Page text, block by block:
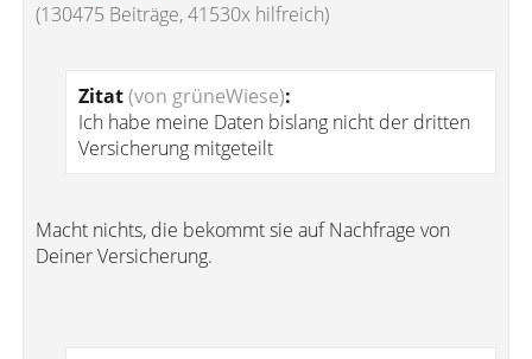
(130475 Beiträge, 41530x hilfreich)
Zitat(von grüneWiese):
Ich habe meine Daten bislang nicht der dritten
Versicherung mitgeteilt
Macht nichts, die bekommt sie auf Nachfrage von
Deiner Versicherung.